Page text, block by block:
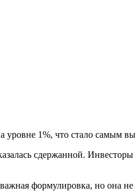
1%, что стало самым
сдержанной.
формулировка, но она